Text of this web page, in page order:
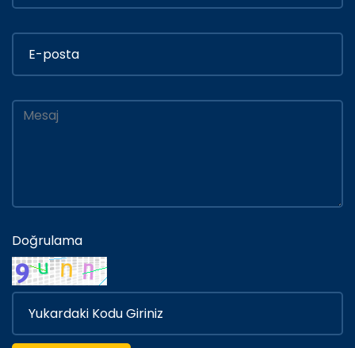
Doğrulama